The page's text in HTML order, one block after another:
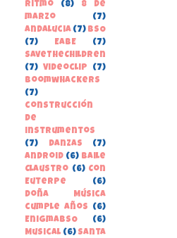
Ritmo (8)
8 de
marzo
(7)
Andalucia (7) BSO
(7)
EABE
(7)
SaveTheChildren
(7) Videoclip
(7)
boomwhackers
(7)
construcción
de
instrumentos
(7)
danzas
(7)
Android (6) Baile
Claustro (6) Con
Euterpe
(6)
Doña Música
cumple años
(6)
EnigmaBSO
(6)
Musical (6) Santa